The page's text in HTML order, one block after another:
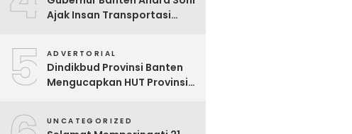
Ajak Insan Transportasi
5 ADVERTORIAL
Dindikbud Provinsi Banten
Mengucapkan HUT Provinsi
UNCATEGORIZED